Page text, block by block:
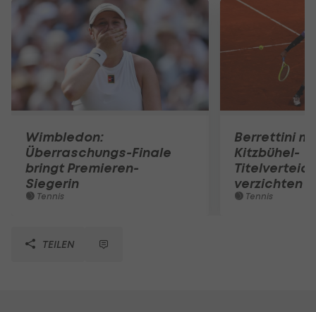
Wimbledon:
Überraschungs-Finale
bringt Premieren-
Siegerin
Tennis
Berrettini
Kitzbühel-
verzichten
Tennis
TEILEN